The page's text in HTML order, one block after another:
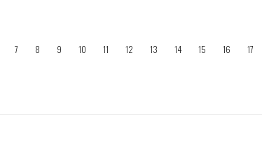
7 8 9 10 11 12 13 14 15 16 17